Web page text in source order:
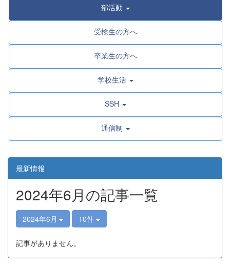
部活動
受検生の方へ
卒業生の方へ
学校生活
SSH
通信制
最新情報
2024年6月の記事一覧
2024年6月 10件
記事がありません。